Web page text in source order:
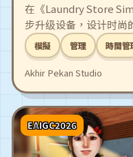
在《Laundry Store
步升级设备，设计时尚
世界上最好的洗衣店了
模擬 管理 時間管
Akhir Pekan Studio
EAIGC2026